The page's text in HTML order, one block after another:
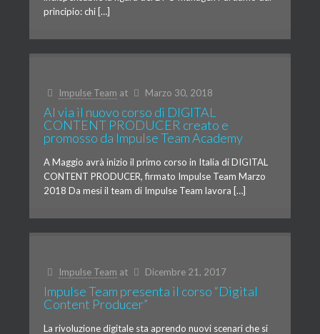
principio: chi […]
Impulse Team at Marzo 30, 2018
Al via il nuovo corso di DIGITAL
CONTENT PRODUCER creato e
promosso da Impulse Team Academy
A Maggio avrà inizio il primo corso in Italia di DIGITAL
CONTENT PRODUCER, firmato Impulse Team Marzo
2018 Da mesi il team di Impulse Team lavora […]
Impulse Team at Dicembre 21, 2017
Impulse Team presenta il corso “Digital
Content Producer”
La rivoluzione digitale sta aprendo nuovi scenari che si